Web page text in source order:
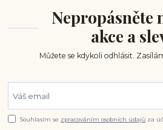
Nepropásněte
akce a
Můžete se kdykoli odhlásit.
Souhlasím se zpracováním osobních údajů za